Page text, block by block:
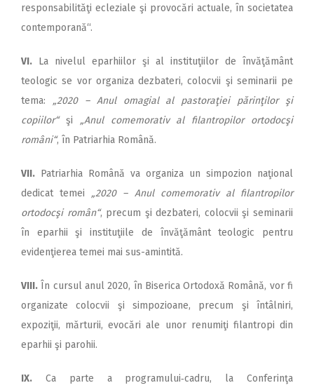
responsabilităţi ecleziale şi provocări actuale, în societatea
contemporană“.
VI. La nivelul eparhiilor şi al instituţiilor de învăţământ
teologic se vor organiza dezbateri, colocvii şi seminarii pe
tema: „2020 – Anul omagial al pastoraţiei părinţilor şi
copiilor“ şi „Anul comemorativ al filantropilor ortodocşi
români“, în Patriarhia Română.
VII. Patriarhia Română va organiza un simpozion naţional
dedicat temei „2020 – Anul comemorativ al filantropilor
ortodocşi român“, precum şi dezbateri, colocvii şi seminarii
în eparhii şi instituţiile de învăţământ teologic pentru
evidenţierea temei mai sus-amintită.
VIII. În cursul anul 2020, în Biserica Ortodoxă Română, vor fi
organizate colocvii şi simpozioane, precum şi întâlniri,
expoziţii, mărturii, evocări ale unor renumiţi filantropi din
eparhii şi parohii.
IX. Ca parte a programului‑cadru, la Conferinţa